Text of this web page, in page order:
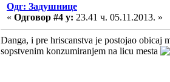
Одг: Задушнице
« Одговор #4 у: 23.41 ч. 05.11.2013. »
Danga, i pre hriscanstva je postojao obicaj
sopstvenim konzumiranjem na licu mesta